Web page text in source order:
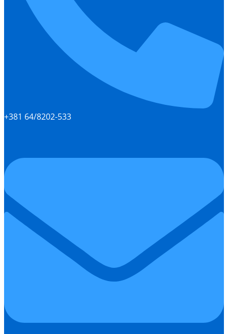
+381 64/8202-533